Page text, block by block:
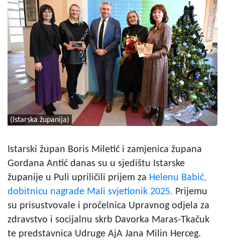
(Istarska županija)
CHATGPT SAID:
Istarski župan Boris Miletić i zamjenica župana
Gordana Antić danas su u sjedištu Istarske
županije u Puli upriličili prijem za Helenu Babić,
dobitnicu nagrade Mali svjetionik 2025. Prijemu
su prisustvovale i pročelnica Upravnog odjela za
zdravstvo i socijalnu skrb Davorka Maras-Tkačuk
te predstavnica Udruge AjA Jana Milin Herceg.